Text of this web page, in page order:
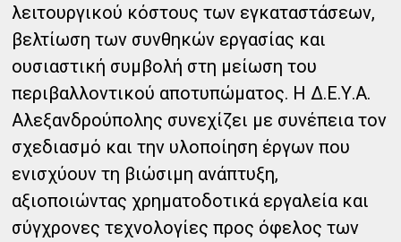
λειτουργικού κόστους των εγκαταστάσεων,
βελτίωση των συνθηκών εργασίας και
ουσιαστική συμβολή στη μείωση του
περιβαλλοντικού αποτυπώματος. Η Δ.Ε.Υ.Α.
Αλεξανδρούπολης συνεχίζει με συνέπεια τον
σχεδιασμό και την υλοποίηση έργων που
ενισχύουν τη βιώσιμη ανάπτυξη,
αξιοποιώντας χρηματοδοτικά εργαλεία και
σύγχρονες τεχνολογίες προς όφελος των